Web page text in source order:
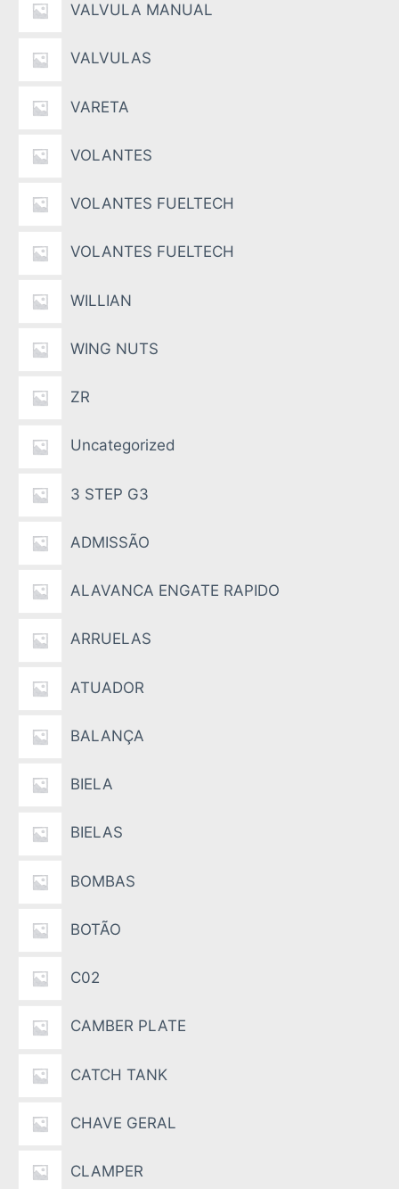
VALVULA MANUAL
VALVULAS
VARETA
VOLANTES
VOLANTES FUELTECH
VOLANTES FUELTECH
WILLIAN
WING NUTS
ZR
Uncategorized
3 STEP G3
ADMISSÃO
ALAVANCA ENGATE RAPIDO
ARRUELAS
ATUADOR
BALANÇA
BIELA
BIELAS
BOMBAS
BOTÃO
C02
CAMBER PLATE
CATCH TANK
CHAVE GERAL
CLAMPER